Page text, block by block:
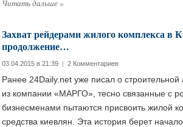
Читать дальше»
Захват рейдерами жилого комплекса в
продолжение…
03.04.2015 в 21:39 | 2 Комментариев
Ранее 24Daily.net уже писал о
из компании «МАРГО», тесно связанные с
бизнесменами пытаются присвоить жилой
средства киевлян. Эта история берет